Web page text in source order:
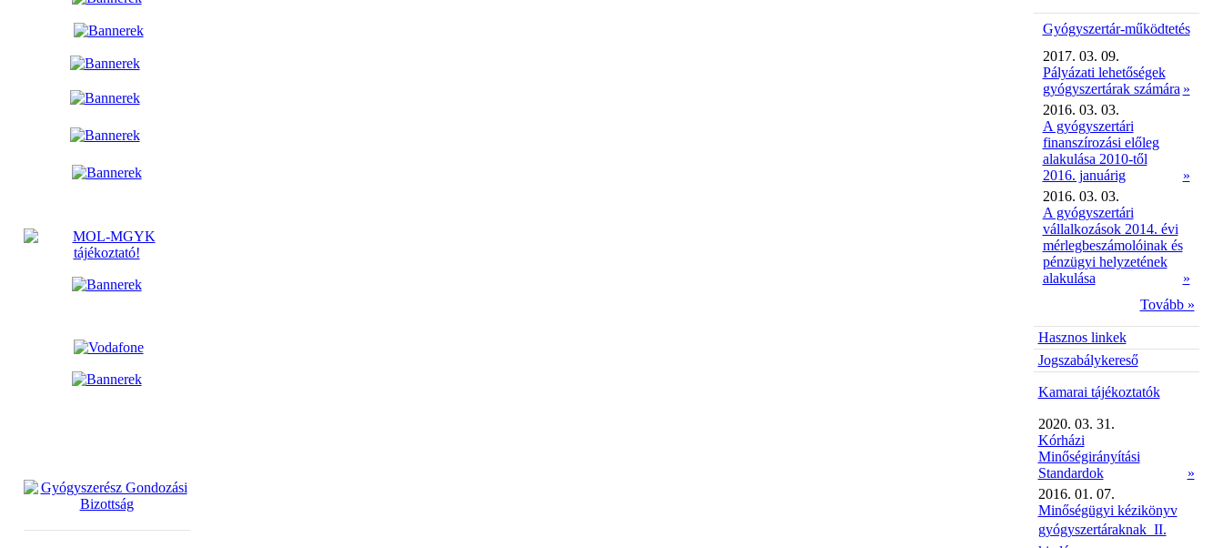
Gyógyszertár-működtetés
2017. 03. 09.
Pályázati lehetőségek
gyógyszertárak számára »
2016. 03. 03.
A gyógyszertári
finanszírozási előleg
alakulása 2010-től
2016. januárig
»
2016. 03. 03.
A gyógyszertári
vállalkozások 2014. évi
mérlegbeszámolóinak és
pénzügyi helyzetének
alakulása
»
Tovább »
Hasznos linkek
Jogszabálykereső
Kamarai tájékoztatók
2020. 03. 31.
Kórházi
Minőségirányítási
Standardok
»
2016. 01. 07.
Minőségügyi kézikönyv
gyógyszertáraknak  II.